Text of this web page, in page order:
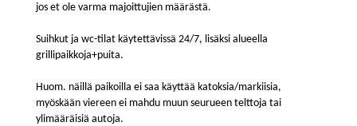
jos et ole varma majoittujien määrästä.
Suihkut ja wc-tilat käytettävissä 24/7, lisäksi alueella
grillipaikkoja+puita.
Huom. näillä paikoilla ei saa käyttää katoksia/markiisia,
myöskään viereen ei mahdu muun seurueen telttoja tai
ylimääräisiä autoja.